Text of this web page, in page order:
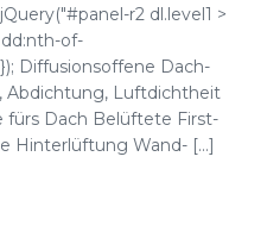
r2 dl.level1 >
dd:nth-of-
Diffusionsoffene Dach-
Abdichtung, Luftdichtheit
Dach Belüftete First-
Hinterlüftung Wand- [...]